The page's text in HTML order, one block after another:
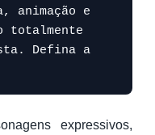
animação e
totalmente
Defina a
expressivos,